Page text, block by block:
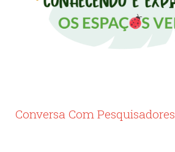
Conversa Com Pesquisadores